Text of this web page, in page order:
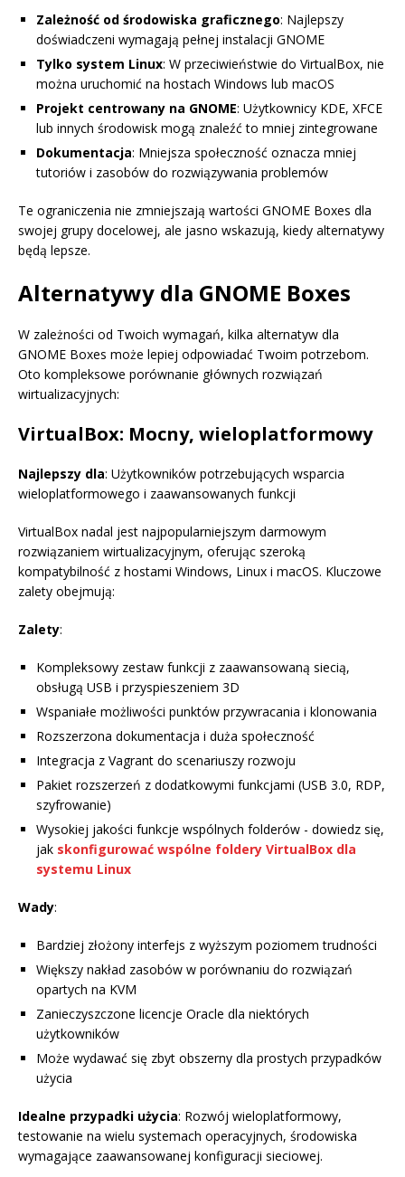
Zależność od środowiska graficznego: Najlepszy
doświadczeni wymagają pełnej instalacji GNOME
Tylko system Linux: W przeciwieństwie do VirtualBox, nie
można uruchomić na hostach Windows lub macOS
Projekt centrowany na GNOME: Użytkownicy KDE, XFCE
lub innych środowisk mogą znaleźć to mniej zintegrowane
Dokumentacja: Mniejsza społeczność oznacza mniej
tutoriów i zasobów do rozwiązywania problemów
Te ograniczenia nie zmniejszają wartości GNOME Boxes dla
swojej grupy docelowej, ale jasno wskazują, kiedy alternatywy
będą lepsze.
Alternatywy dla GNOME Boxes
W zależności od Twoich wymagań, kilka alternatyw dla
GNOME Boxes może lepiej odpowiadać Twoim potrzebom.
Oto kompleksowe porównanie głównych rozwiązań
wirtualizacyjnych:
VirtualBox: Mocny, wieloplatformowy
Najlepszy dla: Użytkowników potrzebujących wsparcia
wieloplatformowego i zaawansowanych funkcji
VirtualBox nadal jest najpopularniejszym darmowym
rozwiązaniem wirtualizacyjnym, oferując szeroką
kompatybilność z hostami Windows, Linux i macOS. Kluczowe
zalety obejmują:
Zalety:
Kompleksowy zestaw funkcji z zaawansowaną siecią,
obsługą USB i przyspieszeniem 3D
Wspaniałe możliwości punktów przywracania i klonowania
Rozszerzona dokumentacja i duża społeczność
Integracja z Vagrant do scenariuszy rozwoju
Pakiet rozszerzeń z dodatkowymi funkcjami (USB 3.0, RDP,
szyfrowanie)
Wysokiej jakości funkcje wspólnych folderów - dowiedz się,
jak skonfigurować wspólne foldery VirtualBox dla
systemu Linux
Wady:
Bardziej złożony interfejs z wyższym poziomem trudności
Większy nakład zasobów w porównaniu do rozwiązań
opartych na KVM
Zanieczyszczone licencje Oracle dla niektórych
użytkowników
Może wydawać się zbyt obszerny dla prostych przypadków
użycia
Idealne przypadki użycia: Rozwój wieloplatformowy,
testowanie na wielu systemach operacyjnych, środowiska
wymagające zaawansowanej konfiguracji sieciowej.